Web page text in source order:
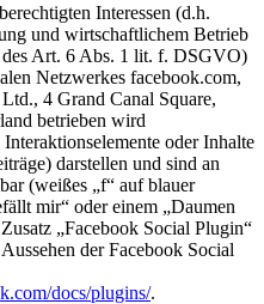
Interessen (d.h.
und wirtschaftlichem Betrieb
des Art. 6 Abs. 1 lit. f. DSGVO)
Netzwerkes facebook.com,
4 Grand Canal Square,
betrieben wird
oder Inhalte
darstellen und sind an
(weißes „f“ auf blauer
mir“ oder einem „Daumen
„Facebook Social Plugin“
der Facebook Social
docs/plugins/.